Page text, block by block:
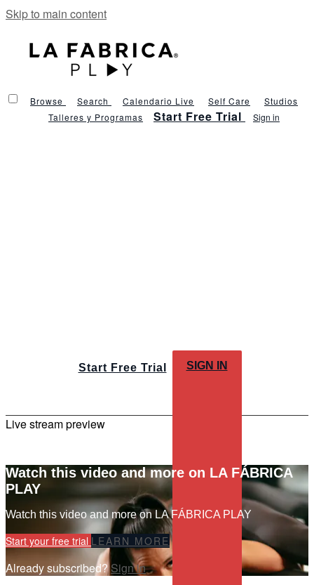
Skip to main content
Browse Search Calendario Live Self Care
Studios
Talleres y Programas
Start Free Trial Sign in
Start Free Trial SIGN IN
Live stream preview
Watch this video and more on LA FÁBRICA
PLAY
Watch this video and more on LA FÁBRICA PLAY
Start your free trial LEARN MORE
Already subscribed?Sign in